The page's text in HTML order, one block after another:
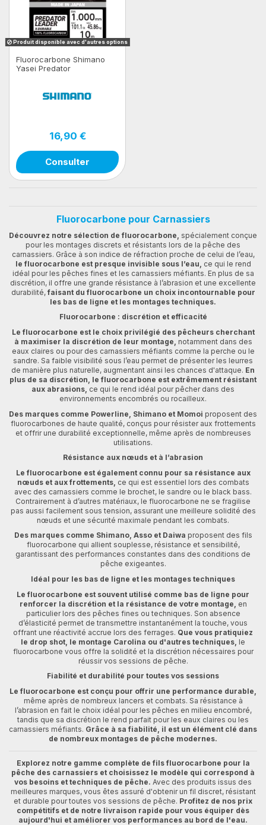
Produit disponible avec d'autres options
Fluorocarbone Shimano
Yasei Predator
16,90 €
Consulter
Fluorocarbone pour Carnassiers
Découvrez notre sélection de fluorocarbone, spécialement conçue
pour les montages discrets et résistants lors de la pêche des
carnassiers. Grâce à son indice de réfraction proche de celui de l’eau,
le fluorocarbone est presque invisible sous l’eau, ce qui le rend
idéal pour les pêches fines et les carnassiers méfiants. En plus de sa
discrétion, il offre une grande résistance à l’abrasion et une excellente
durabilité,faisant du fluorocarbone un choix incontournable pour
les bas de ligne et les montages techniques.
Fluorocarbone : discrétion et efficacité
Le fluorocarbone est le choix privilégié des pêcheurs cherchant
à maximiser la discrétion de leur montage, notamment dans des
eaux claires ou pour des carnassiers méfiants comme la perche ou le
sandre. Sa faible visibilité sous l’eau permet de présenter les leurres
de manière plus naturelle, augmentant ainsi les chances d'attaque. En
plus de sa discrétion, le fluorocarbone est extrêmement résistant
aux abrasions, ce qui le rend idéal pour pêcher dans des
environnements encombrés ou rocailleux.
Des marques comme Powerline, Shimano et Momoi proposent des
fluorocarbones de haute qualité, conçus pour résister aux frottements
et offrir une durabilité exceptionnelle, même après de nombreuses
utilisations.
Résistance aux nœuds et à l’abrasion
Le fluorocarbone est également connu pour sa résistance aux
nœuds et aux frottements, ce qui est essentiel lors des combats
avec des carnassiers comme le brochet, le sandre ou le black bass.
Contrairement à d’autres matériaux, le fluorocarbone ne se fragilise
pas aussi facilement sous tension, assurant une meilleure solidité des
nœuds et une sécurité maximale pendant les combats.
Des marques comme Shimano, Asso et Daiwa proposent des fils
fluorocarbone qui allient souplesse, résistance et sensibilité,
garantissant des performances constantes dans des conditions de
pêche exigeantes.
Idéal pour les bas de ligne et les montages techniques
Le fluorocarbone est souvent utilisé comme bas de ligne pour
renforcer la discrétion et la résistance de votre montage, en
particulier lors des pêches fines ou techniques. Son absence
d’élasticité permet de transmettre instantanément la touche, vous
offrant une réactivité accrue lors des ferrages. Que vous pratiquiez
le drop shot, le montage Carolina ou d'autres techniques, le
fluorocarbone vous offre la solidité et la discrétion nécessaires pour
réussir vos sessions de pêche.
Fiabilité et durabilité pour toutes vos sessions
Le fluorocarbone est conçu pour offrir une performance durable,
même après de nombreux lancers et combats. Sa résistance à
l’abrasion en fait le choix idéal pour les pêches en milieu encombré,
tandis que sa discrétion le rend parfait pour les eaux claires ou les
carnassiers méfiants. Grâce à sa fiabilité, il est un élément clé dans
de nombreux montages de pêche modernes.
Explorez notre gamme complète de fils fluorocarbone pour la
pêche des carnassiers et choisissez le modèle qui correspond à
vos besoins et techniques de pêche. Avec des produits issus des
meilleures marques, vous êtes assuré d'obtenir un fil discret, résistant
et durable pour toutes vos sessions de pêche. Profitez de nos prix
compétitifs et de notre livraison rapide pour vous équiper dès
aujourd'hui et améliorer vos performances au bord de l'eau.